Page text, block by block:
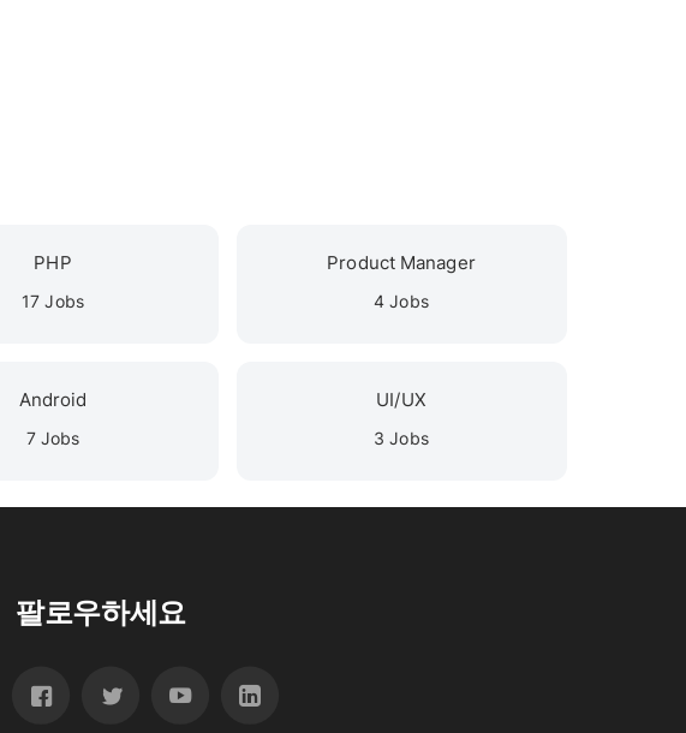
PHP
17 Jobs
Product Manager
4 Jobs
Android
7 Jobs
UI/UX
3 Jobs
팔로우하세요